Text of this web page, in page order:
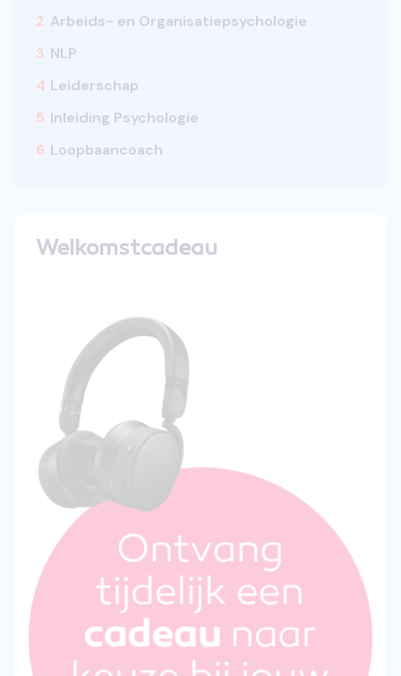
2 Arbeids- en Organisatiepsychologie
3 NLP
4 Leiderschap
5 Inleiding Psychologie
6 Loopbaancoach
Welkomstcadeau